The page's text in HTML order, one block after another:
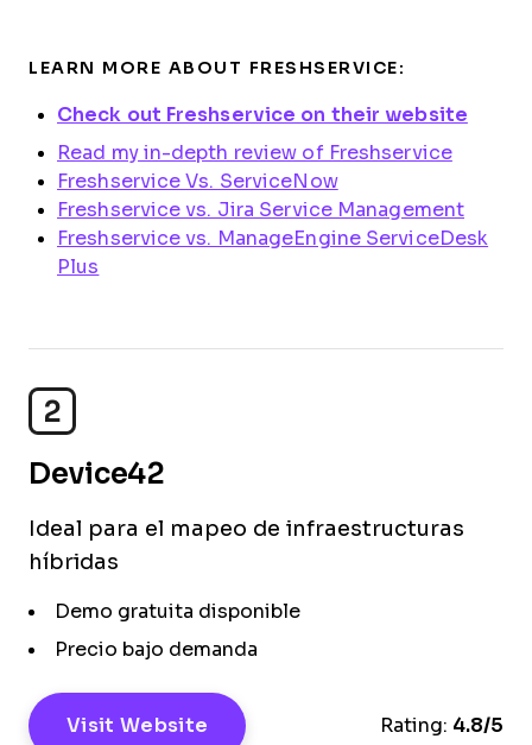
LEARN MORE ABOUT FRESHSERVICE:
Check out Freshservice on their website
Read my in-depth review of Freshservice
Freshservice Vs. ServiceNow
Freshservice vs. Jira Service Management
Freshservice vs. ManageEngine ServiceDesk
Plus
2
Device42
Ideal para el mapeo de infraestructuras
híbridas
Demo gratuita disponible
Precio bajo demanda
Visit Website Rating: 4.8/5